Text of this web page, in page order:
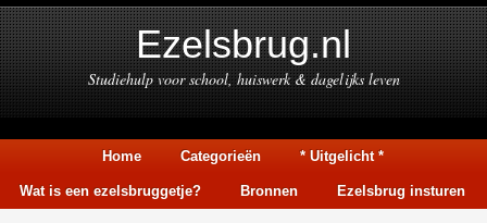
Ezelsbrug.nl
Studiehulp voor school, huiswerk & dagelijks leven
Home Categorieën * Uitgelicht *
Wat is een ezelsbruggetje? Bronnen Ezelsbrug insturen